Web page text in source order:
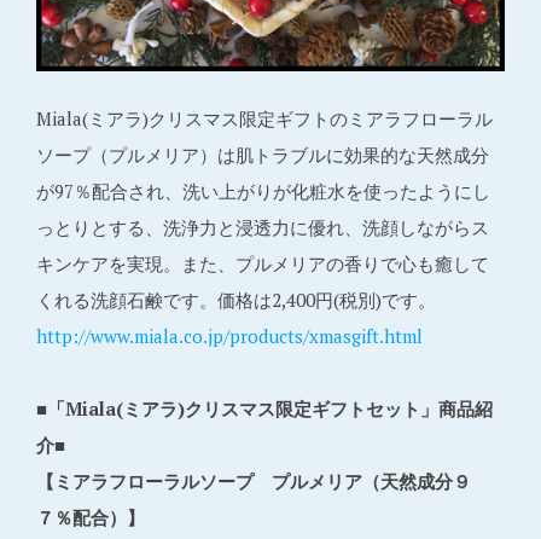
Miala(ミアラ)クリスマス限定ギフトのミアラフローラル
ソープ（プルメリア）は肌トラブルに効果的な天然成分
が97％配合され、洗い上がりが化粧水を使ったようにし
っとりとする、洗浄力と浸透力に優れ、洗顔しながらス
キンケアを実現。また、プルメリアの香りで心も癒して
くれる洗顔石鹸です。価格は2,400円(税別)です。
http://www.miala.co.jp/products/xmasgift.html
■「Miala(ミアラ)クリスマス限定ギフトセット」商品紹
介■
【ミアラフローラルソープ プルメリア（天然成分９
７％配合）】